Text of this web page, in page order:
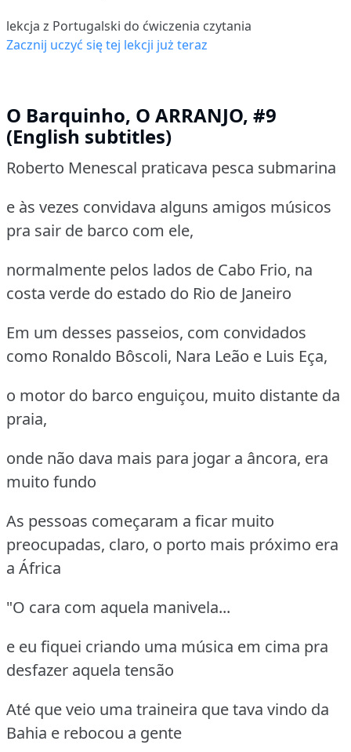
lekcja z Portugalski do ćwiczenia czytania
Zacznij uczyć się tej lekcji już teraz
O Barquinho, O ARRANJO, #9
(English subtitles)
Roberto Menescal praticava pesca submarina
e às vezes convidava alguns amigos músicos
pra sair de barco com ele,
normalmente pelos lados de Cabo Frio, na
costa verde do estado do Rio de Janeiro
Em um desses passeios, com convidados
como Ronaldo Bôscoli, Nara Leão e Luis Eça,
o motor do barco enguiçou, muito distante da
praia,
onde não dava mais para jogar a âncora, era
muito fundo
As pessoas começaram a ficar muito
preocupadas, claro, o porto mais próximo era
a África
"O cara com aquela manivela...
e eu fiquei criando uma música em cima pra
desfazer aquela tensão
Até que veio uma traineira que tava vindo da
Bahia e rebocou a gente